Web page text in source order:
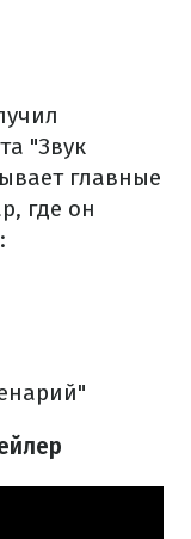
"Звук
главные
где он